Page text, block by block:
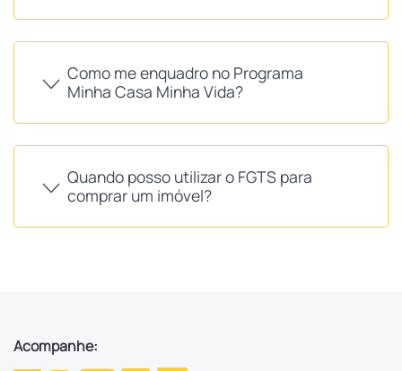
Como me enquadro no Programa
Minha Casa Minha Vida?
Quando posso utilizar o FGTS para
comprar um imóvel?
Acompanhe: